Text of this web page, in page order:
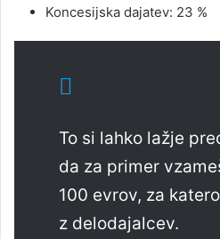
Koncesijska dajatev: 23 %
To si lahko lažje
da za primer
100 evrov, za
z delodajalcev.